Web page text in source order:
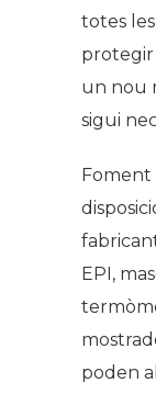
totes
protegir
un nou
sigui
Foment
EPI,
poden